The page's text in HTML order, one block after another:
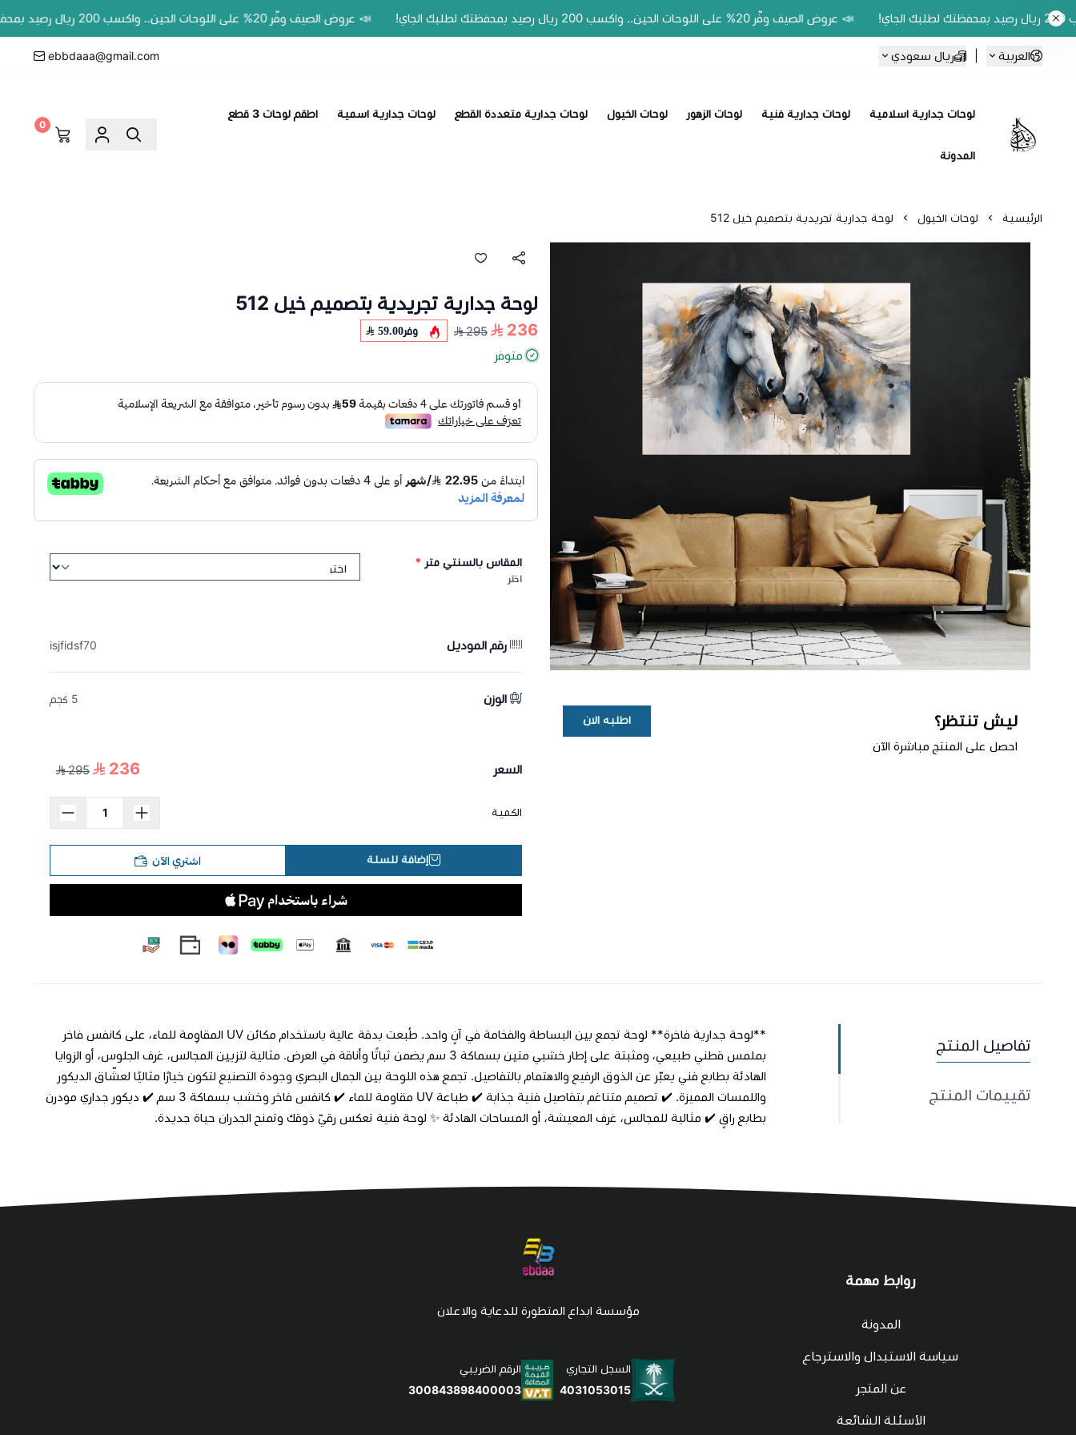
📣 عروض الصيف وفّر 20% على اللوحات الحين.. واكسب 200 ريال رصيد بمحفظتك لطلبك الجاي! 📣 عروض الصيف وفّر 20% على اللوحات الحين.. واكسب 200 ريال رصيد بمحفظتك لطلبك الجاي!
العربية ريال سعودي ebbdaaa@gmail.com
Ebbdaa art
لوحات جدارية اسلامية لوحات جدارية فنية لوحات الزهور لوحات الخيول لوحات جدارية متعددة القطع لوحات جدارية اسمية اطقم لوحات 3 قطع
المدونة
0
الرئيسية لوحات الخيول لوحة جدارية تجريدية بتصميم خيل 512
ليش تنتظر؟
احصل على المنتج مباشرة الآن
اطلبه الان
لوحة جدارية تجريدية بتصميم خيل 512
236
295 وفر59.00
متوفر
المقاس بالسنتي متر *
اختر
رقم الموديل isjfidsf70
الوزن 5 كجم
السعر 236
295
الكمية
إضافة للسلة اشتري الآن
تفاصيل المنتج
تقييمات المنتج
**لوحة جدارية فاخرة** لوحة تجمع بين البساطة والفخامة في آنٍ واحد. طُبعت بدقة عالية باستخدام مكائن UV المقاوِمة للماء، على كانفس فاخر
بملمس قطني طبيعي، ومثبتة على إطار خشبي متين بسماكة 3 سم يضمن ثباتًا وأناقة في العرض. مثالية لتزيين المجالس، غرف الجلوس، أو الزوايا
الهادئة بطابع فني يعبّر عن الذوق الرفيع والاهتمام بالتفاصيل. تجمع هذه اللوحة بين الجمال البصري وجودة التصنيع لتكون خيارًا مثاليًا لعشّاق الديكور
واللمسات المميزة. ✔️ تصميم متناغم بتفاصيل فنية جذابة ✔️ طباعة UV مقاومة للماء ✔️ كانفس فاخر وخشب بسماكة 3 سم ✔️ ديكور جداري مودرن
بطابع راقٍ ✔️ مثالية للمجالس، غرف المعيشة، أو المساحات الهادئة ✨ لوحة فنية تعكس رقيّ ذوقك وتمنح الجدران حياة جديدة.
روابط مهمة
المدونة
سياسة الاستبدال والاسترجاع
عن المتجر
الأسئلة الشائعة
مؤسسة ابداع المتطورة للدعاية والاعلان
السجل التجاري
4031053015
الرقم الضريبي
300843898400003